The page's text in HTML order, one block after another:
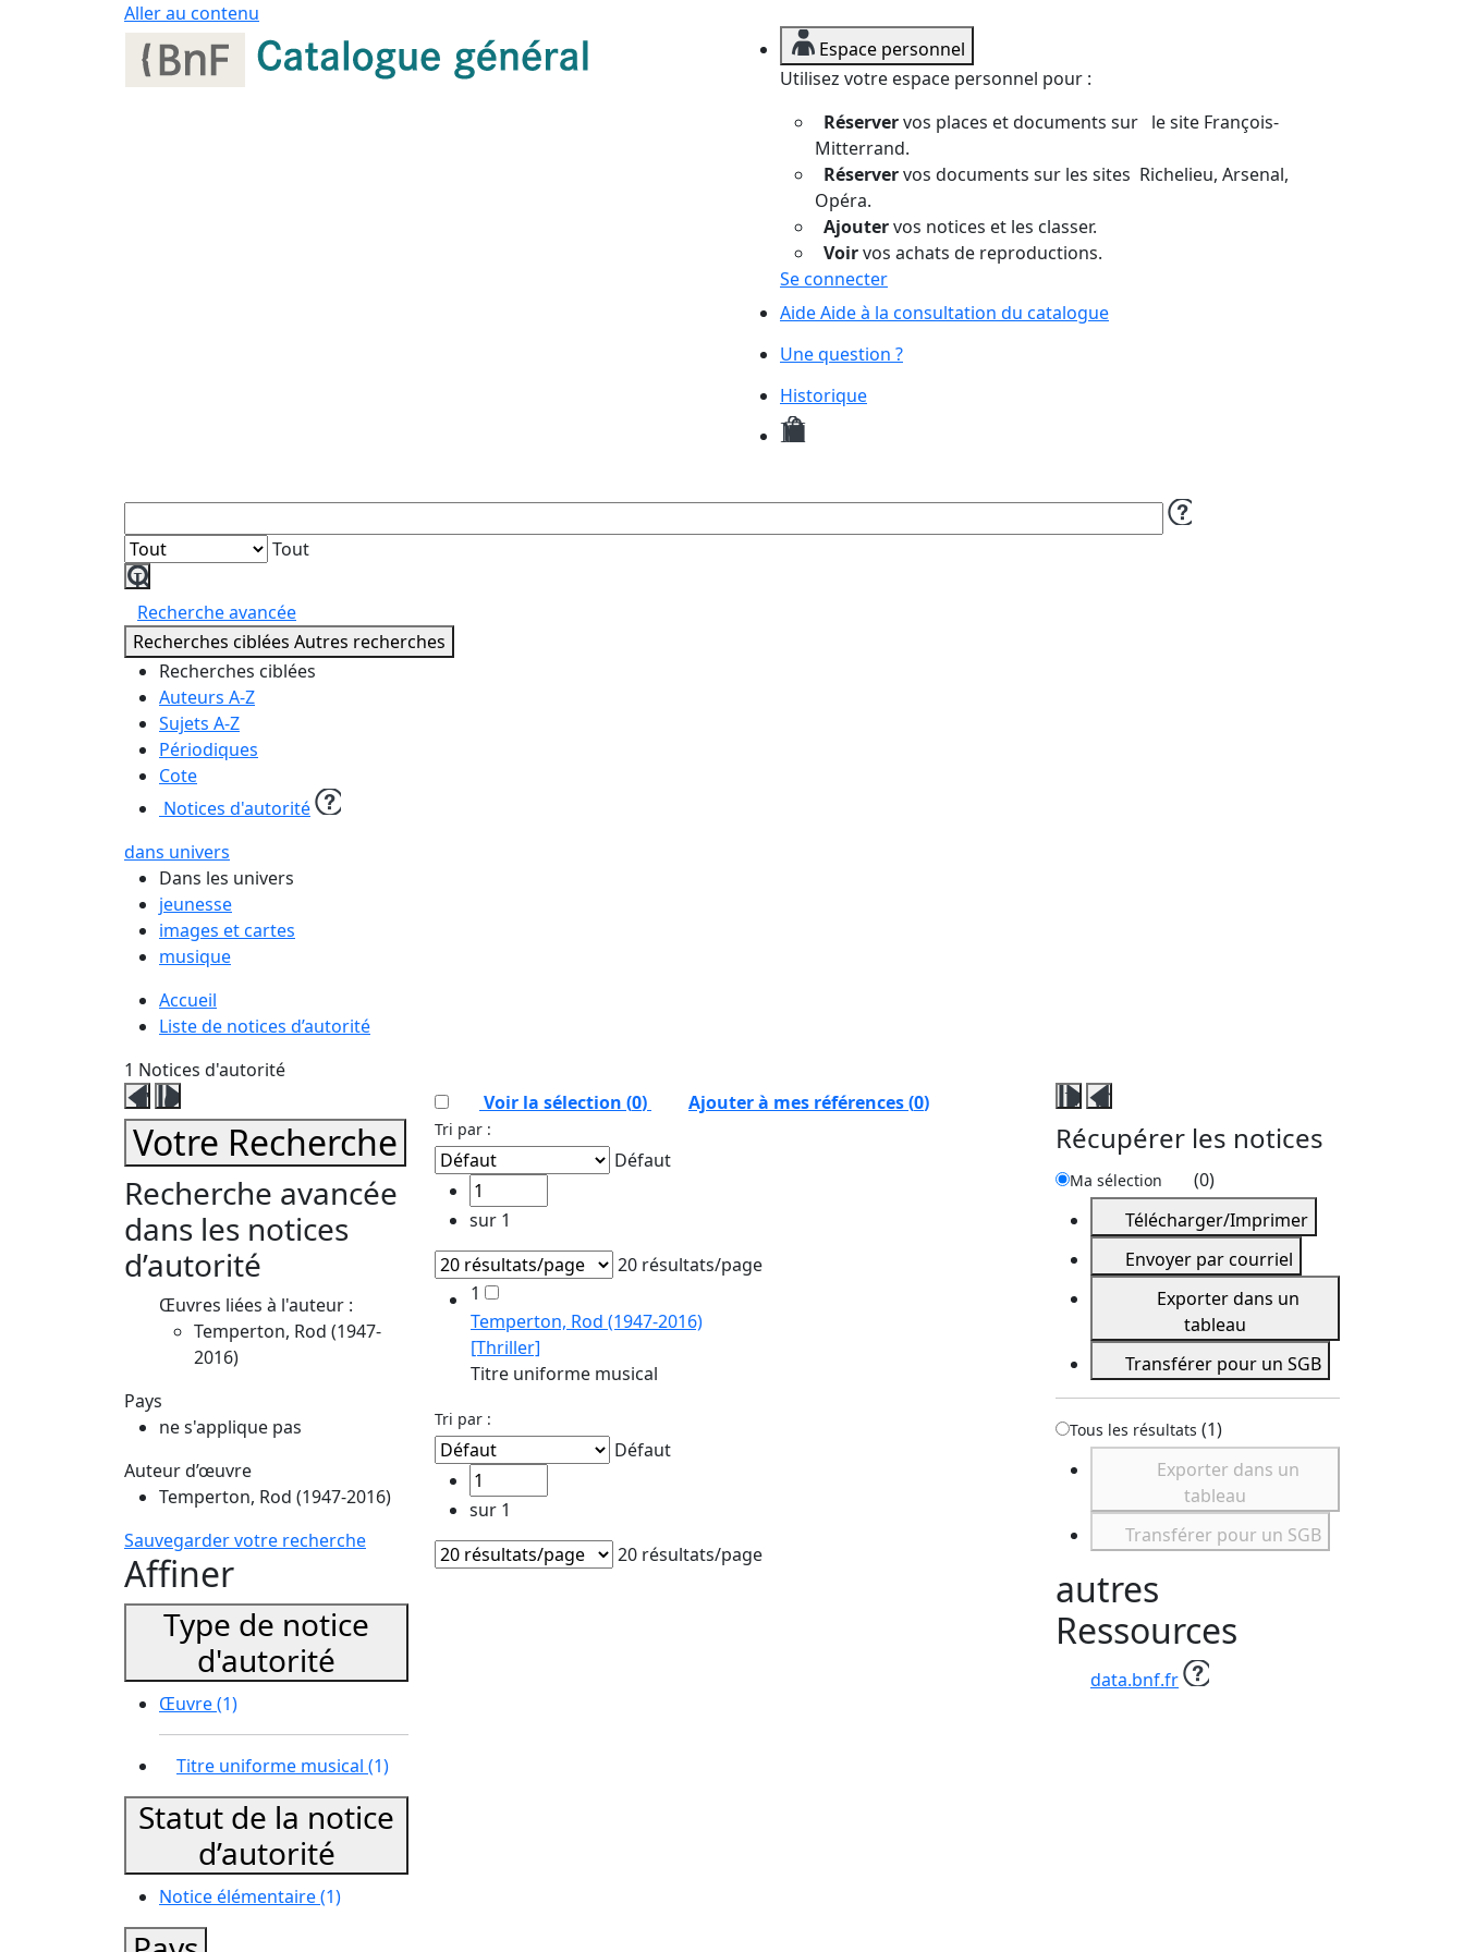
Aller au contenu
Espace personnel
Utilisez votre espace personnel pour :
Réservervos places et documents sur le site François-
Mitterrand.
Réservervos documents sur les sites Richelieu, Arsenal,
Opéra.
Ajoutervos notices et les classer.
Voirvos achats de reproductions.
Se connecter
AideAide à la consultation du catalogue
Une question ?
Historique
Mes
reproduction
Tout
Lancer
la
recherche
Recherche avancée
Recherches ciblées Autres recherches
Recherches ciblées
Auteurs A-Z
Sujets A-Z
Périodiques
Cote
Notices d'autorité
dans univers
Dans les univers
jeunesse
images et cartes
musique
Accueil
Liste de notices d’autorité
1 Notices d'autorité
Fermer
ce
volet
affinage
Ouvrir
ce
volet
affinage
Votre Recherche
Recherche avancée
dans les notices
d’autorité
Œuvres liées à l'auteur :
Temperton, Rod (1947-
2016)
Pays
ne s'applique pas
Auteur d’œuvre
Temperton, Rod (1947-2016)
Sauvegarder votre recherche
Affiner
Type de notice
d'autorité
Œuvre(1)
Titre uniforme musical (1)
Statut de la notice
d’autorité
Notice élémentaire(1)
Voir la sélection (0) Ajouter à mes références(0)
Tri par :
Défaut
sur 1
20 résultats/page
1
Temperton, Rod (1947-2016)
[Thriller]
Titre uniforme musical
Tri par :
Défaut
sur 1
20 résultats/page
Fermer
ce
volet
récupérer
les
notices
Ouvrir
volet
récupérer
les
notices
Récupérer les notices
Ma sélection (0)
Télécharger/Imprimer
Envoyer par courriel
Exporter dans un
tableau
Transférer pour un SGB
Tous les résultats (1)
Exporter dans un
tableau
Transférer pour un SGB
autres
Ressources
data.bnf.fr
Panneau de gestion des cookies